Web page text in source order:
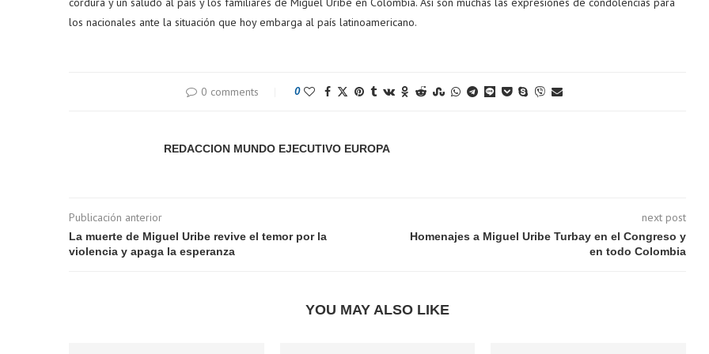
los nacionales ante la situación que hoy embarga al país latinoamericano.
0 comments 0
REDACCION MUNDO EJECUTIVO EUROPA
Publicación anterior
La muerte de Miguel Uribe revive el temor por la
violencia y apaga la esperanza
next post
Homenajes a Miguel Uribe Turbay en el Congreso y
en todo Colombia
YOU MAY ALSO LIKE